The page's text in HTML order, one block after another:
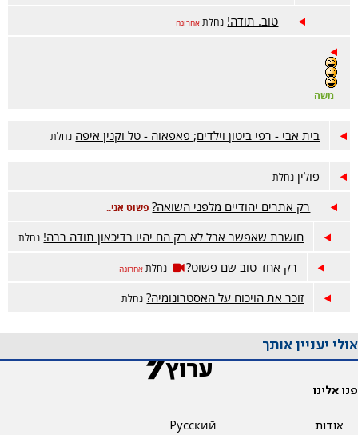
טוב. תודה! נחלת אחרונה
משה
בית אבי - רפי ביטון וילדים; פאפאוה - טל וקנין איפה נחלת
פולין נחלת
רק אתרים יהודיים מלפני השואה? פשוט אני..
חושבת שאפשר אבל לא רק הם יהיו בדיכאון תודה רבה! נחלת
רק אחד טוב שם פשוט? נחלת אחרונה
זוכר את הויכוח על האסטרונומיה? נחלת
אולי יעניין אותך
פנו אלינו
אודות
Pусский